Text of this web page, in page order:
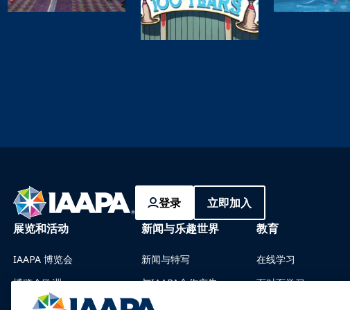
登录 立即加入
展览和活动
IAAPA 博览会
博览会欧洲
亚洲博览会
新闻与乐趣世界
新闻与特写
与IAAPA合作广告
过往期刊
教育
在线学习
面对面学习